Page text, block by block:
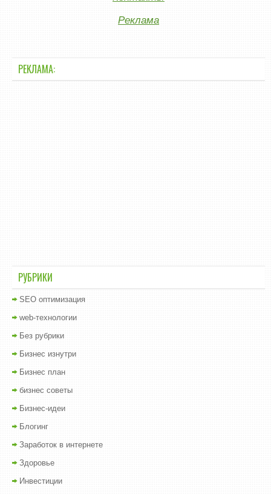
Реклама
РЕКЛАМА:
РУБРИКИ
SEO оптимизация
web-технологии
Без рубрики
Бизнес изнутри
Бизнес план
бизнес советы
Бизнес-идеи
Блогинг
Заработок в интернете
Здоровье
Инвестиции